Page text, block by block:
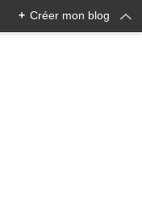
+ Créer mon blog